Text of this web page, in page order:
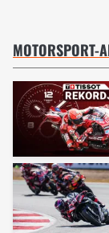
MOTORSPORT-